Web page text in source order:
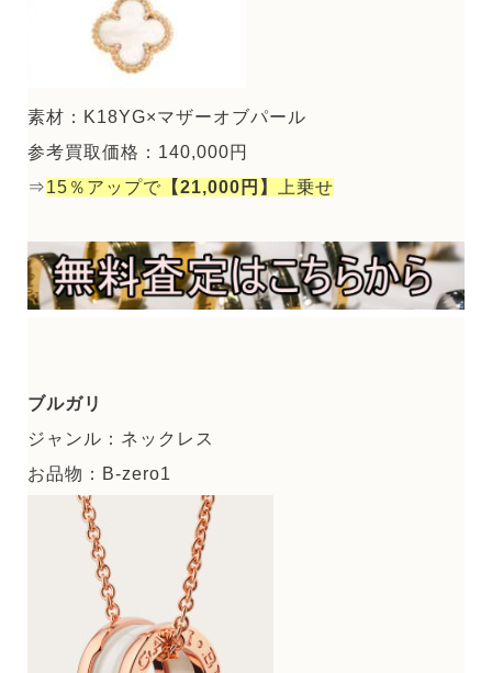
素材：K18YG×マザーオブパール
参考買取価格：140,000円
⇒15％アップで 【21,000円】 上乗せ
ブルガリ
ジャンル：ネックレス
お品物：B-zero1